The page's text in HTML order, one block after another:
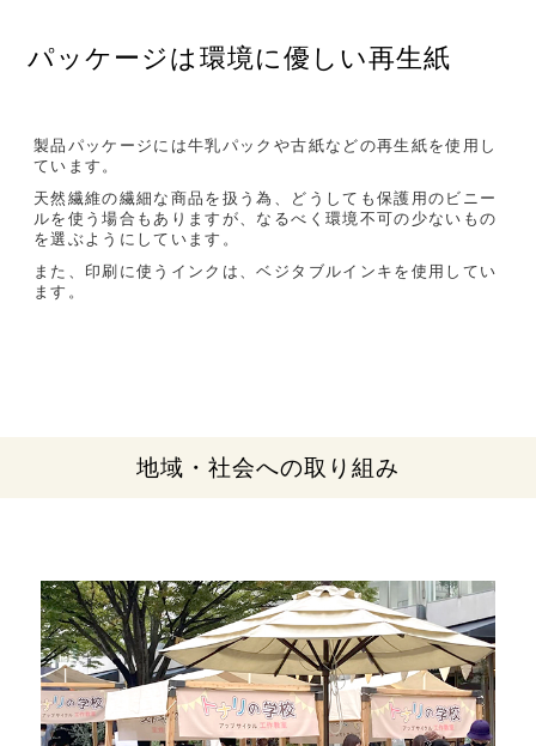
パッケージは環境に優しい再生紙
製品パッケージには牛乳パックや古紙などの再生紙を使用し
ています。
天然繊維の繊細な商品を扱う為、どうしても保護用のビニー
ルを使う場合もありますが、なるべく環境不可の少ないもの
を選ぶようにしています。
また、印刷に使うインクは、ベジタブルインキを使用してい
ます。
地域・社会への取り組み